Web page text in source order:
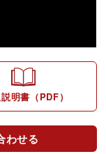
明書（PDF）
わせる